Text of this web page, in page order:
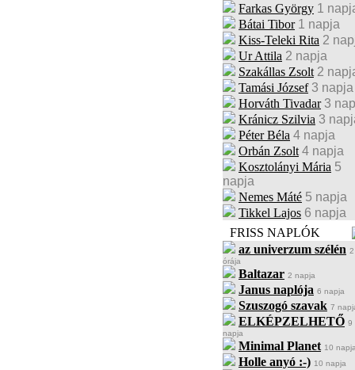
Farkas György 1
Bátai Tibor 1 napja
Kiss-Teleki Rita 2
Ur Attila 2 napja
Szakállas Zsolt 2
Tamási József 3 napja
Horváth Tivadar 3
Kránicz Szilvia 3
Péter Béla 4 napja
Orbán Zsolt 4 napja
Kosztolányi Mária 5
napja
Nemes Máté 5 napja
Tikkel Lajos 6 napja
FRISS NAPLÓK
az univerzum szélén 2
órája
Baltazar 2 napja
Janus naplója 6 napja
Szuszogó szavak 7
ELKÉPZELHETŐ 9
napja
Minimal Planet 10 napja
Holle anyó :-) 10 napja